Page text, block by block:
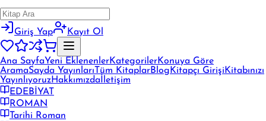
Giriş Yap Kayıt Ol
Ana SayfaYeni EklenenlerKategorilerKonuya Göre
AramaSayda Yayınları Tüm KitaplarBlog Kitapçı Girişi Kitabınızı
YayınlıyoruzHakkımızda İletişim
EDEBİYAT
ROMAN
Tarihi Roman